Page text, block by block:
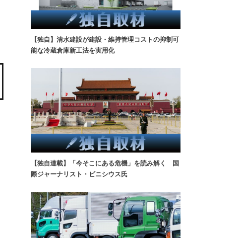
【独自】清水建設が建設・維持管理コストの抑制可
能な冷蔵倉庫新工法を実用化
【独自連載】「今そこにある危機」を読み解く 国
際ジャーナリスト・ビニシウス氏